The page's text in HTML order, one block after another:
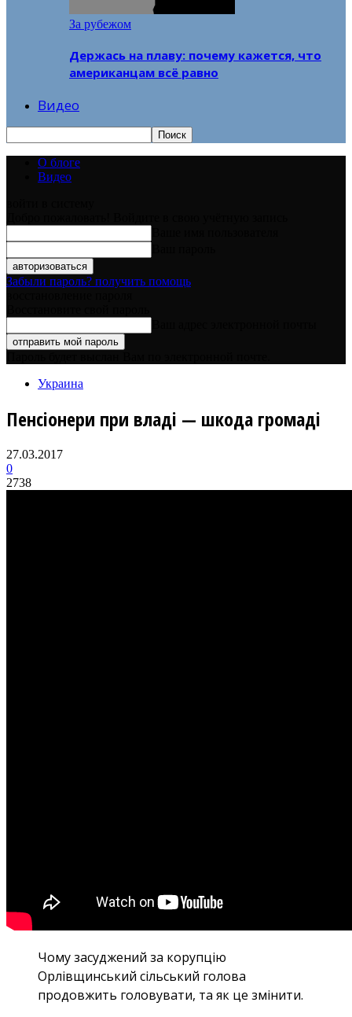
За рубежом
Держась на плаву: почему кажется, что
американцам всё равно
Видео
О блоге
Видео
Забыли пароль? получить помощь
Украина
Пенсіонери при владі — шкода громаді
27.03.2017
0
2738
Чому засуджений за корупцію
Орлівщинський сільський голова
продовжить головувати, та як це змінити.